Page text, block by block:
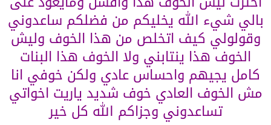
بالي شيء الله يخليكم من فضلكم ساعدوني
وقولولي كيف اتخلص من هذا الخوف وليش
الخوف هذا ينتابني ولا الخوف هذا البنات
كامل يجيهم واحساس عادي ولكن خوفي انا
مش الخوف العادي خوف شديد ياريت اخواتي
تساعدوني وجزاكم الله كل خير